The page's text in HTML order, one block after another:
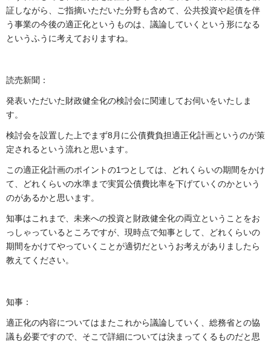
証しながら、ご指摘いただいた分野も含めて、公共投資や起債を伴
う事業の今後の適正化というものは、議論していくという形になる
というふうに考えておりますね。
読売新聞：
発表いただいた財政健全化の検討会に関連してお伺いをいたしま
す。
検討会を設置した上でまず8月に公債費負担適正化計画というのが策
定されるという流れと思います。
この適正化計画のポイントの1つとしては、どれくらいの期間をかけ
て、どれくらいの水準まで実質公債費比率を下げていくのかという
のがあるかと思います。
知事はこれまで、未来への投資と財政健全化の両立ということをお
っしゃっているところですが、現時点で知事として、どれくらいの
期間をかけてやっていくことが適切だというお考えがありましたら
教えてください。
知事：
適正化の内容についてはまたこれから議論していく、総務省との協
議も必要ですので、そこで詳細については決まってくるものだと思